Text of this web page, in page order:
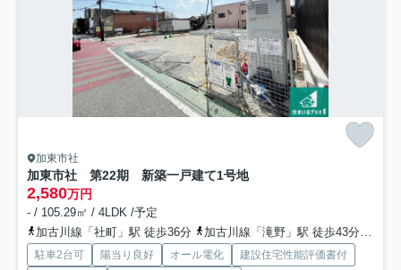
加東市社
加東市社 第22期 新築一戸建て1号地
2,580万円
- / 105.29㎡ / 4LDK /予定
加古川線「社町」駅 徒歩36分
加古川線「滝野」駅 徒歩43分
駐車2台可 陽当り良好 オール電化
建設住宅性能評価書付